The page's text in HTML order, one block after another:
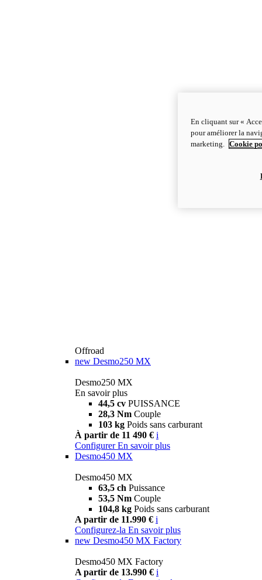
Offroad
new Desmo250 MX
Desmo250 MX
En savoir plus
44,5 cv PUISSANCE
28,3 Nm Couple
103 kg Poids sans carburant
À partir de 11 490 € i
Configurer En savoir plus
Desmo450 MX
Desmo450 MX
63,5 ch Puissance
53,5 Nm Couple
104,8 kg Poids sans carburant
A partir de 11.990 € i
Configurez-la En savoir plus
new Desmo450 MX Factory
Desmo450 MX Factory
A partir de 13.990 € i
En cliquant sur «
pour améliorer la
marketing.
Cookie